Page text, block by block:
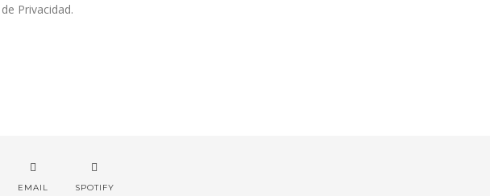
Privacidad.
EMAIL SPOTIFY